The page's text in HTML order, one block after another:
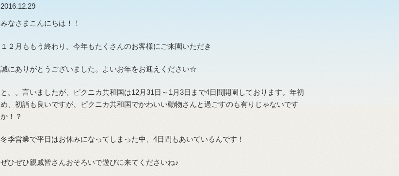
2016.12.29
みなさまこんにちは！！
１２月ももう終わり。今年もたくさんのお客様にご来園いただき
誠にありがとうございました。よいお年をお迎えください☆
と。。言いましたが、ピクニカ共和国は12月31日～1月3日まで4日間開園しております。年初
め、初詣も良いですが、ピクニカ共和国でかわいい動物さんと過ごすのも有りじゃないです
か！？
冬季営業で平日はお休みになってしまった中、4日間もあいているんです！
ぜひぜひ親戚皆さんおそろいで遊びに来てくださいね♪